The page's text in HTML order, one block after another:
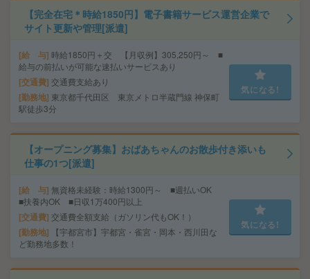
【完全在宅＊時給1850円】電子書籍サービス運営企業で
サイト更新や管理[派遣]
給 与 時給1850円＋交 【月収例】305,250円～ ■
給与の前払いが可能な速払いサービスあり
交通費 交通費支給あり
勤務地 東京都千代田区 東京メトロ半蔵門線 神保町
駅徒歩3分
気になる!
【オープニング募集】おばあちゃんのお散歩付き添いも
仕事の1つ[派遣]
給 与 無資格未経験：時給1300円～ ■週払いOK
■扶養内OK ■日収1万400円以上
交通費 交通費全額支給（ガソリン代もOK！）
勤務地
【宇都宮市】宇都宮・雀宮・岡本・西川田な
ど勤務地多数！
気になる!